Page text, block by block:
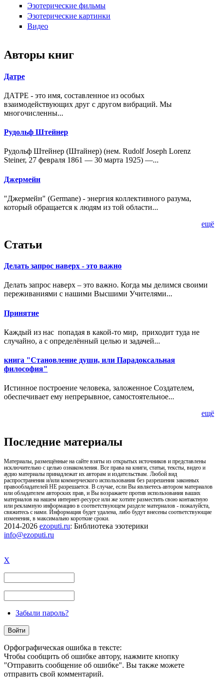
Эзотерические фильмы
Эзотерические картинки
Видео
Авторы книг
Датре
ДАТРЕ - это имя, составленное из особых
взаимодействующих друг с другом вибраций. Мы
многочисленны...
Рудольф Штейнер
Рудольф Штейнер (Штайнер) (нем. Rudolf Joseph Lorenz
Steiner, 27 февраля 1861 — 30 марта 1925) —...
Джермейн
"Джермейн" (Germane) - энергия коллективного разума,
который обращается к людям из той области...
ещё
Статьи
Делать запрос наверх - это важно
Делать запрос наверх – это важно. Когда мы делимся своими
переживаниями с нашими Высшими Учителями...
Принятие
Каждый из нас попадая в какой-то мир, приходит туда не
случайно, а с определённый целью и задачей...
книга "Становление души, или Парадоксальная
философия"
Истинное построение человека, заложенное Создателем,
обеспечивает ему непрерывное, самостоятельное...
ещё
Последние материалы
Материалы, размещённые на сайте взяты из открытых источников и представлены
исключительно с целью ознакомления. Все права на книги, статьи, тексты, видео и
аудио материалы принадлежат их авторам и издательствам. Любой вид
распространения и/или коммерческого использования без разрешения законных
правообладателей НЕ разрешается. В случае, если Вы являетесь автором материалов
или обладателем авторских прав, и Вы возражаете против использования ваших
материалов на нашем интернет-ресурсе или же хотите разместить свою контактную
или рекламную информацию в соответствующем разделе материалов - пожалуйста,
свяжитесь с нами. Информация будет удалена, либо будут внесены соответствующие
изменения, в максимально короткие сроки.
2014-2026 ezoputi.ru: Библиотека эзотерики
info@ezoputi.ru
X
Забыли пароль?
Орфографическая ошибка в тексте:
Чтобы сообщить об ошибке автору, нажмите кнопку
"Отправить сообщение об ошибке". Вы также можете
отправить свой комментарий.